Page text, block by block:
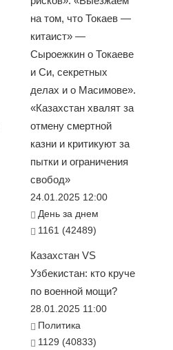
на том, что Токаев —
китаист» —
Сыроежкин о Токаеве
и Си, секретных
делах и о Масимове».
«Казахстан хвалят за
отмену смертной
казни и критикуют за
пытки и ограничения
свобод»
24.01.2025 12:00
День за днем
1161 (42489)
Казахстан VS
Узбекистан: кто круче
по военной мощи?
28.01.2025 11:00
Политика
1129 (40833)